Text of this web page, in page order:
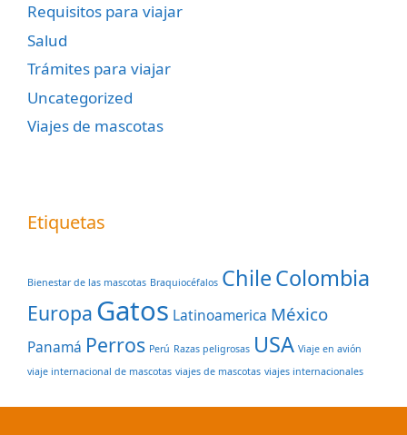
Requisitos para viajar
Salud
Trámites para viajar
Uncategorized
Viajes de mascotas
Etiquetas
Bienestar de las mascotas Braquiocéfalos ChileColombia
Europa Gatos Latinoamerica México
Panamá Perros Perú Razas peligrosas USA Viaje en avión
viaje internacional de mascotas viajes de mascotas viajes internacionales